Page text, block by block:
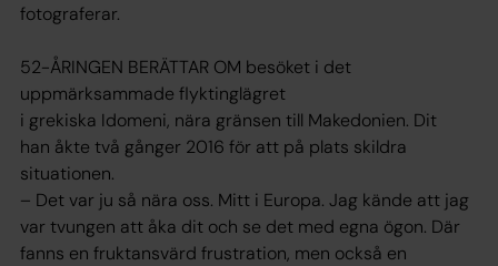
fotograferar.
52-ÅRINGEN BERÄTTAR OM besöket i det
uppmärksammade flyktinglägret
i grekiska Idomeni, nära gränsen till Makedonien. Dit
han åkte två gånger 2016 för att på plats skildra
situationen.
– Det var ju så nära oss. Mitt i Europa. Jag kände att jag
var tvungen att åka dit och se det med egna ögon. Där
fanns en fruktansvärd frustration, men också en